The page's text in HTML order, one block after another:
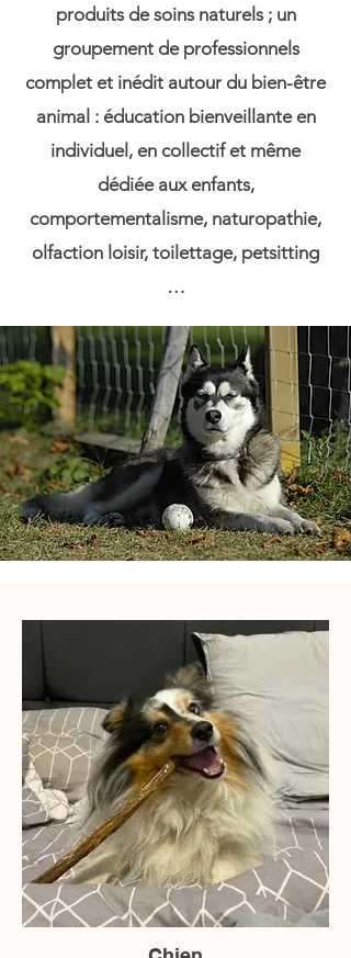
produits de soins naturels ; un
groupement de professionnels
complet et inédit autour du bien-être
animal : éducation bienveillante en
individuel, en collectif et même
dédiée aux enfants,
comportementalisme, naturopathie,
olfaction loisir, toilettage, petsitting
…